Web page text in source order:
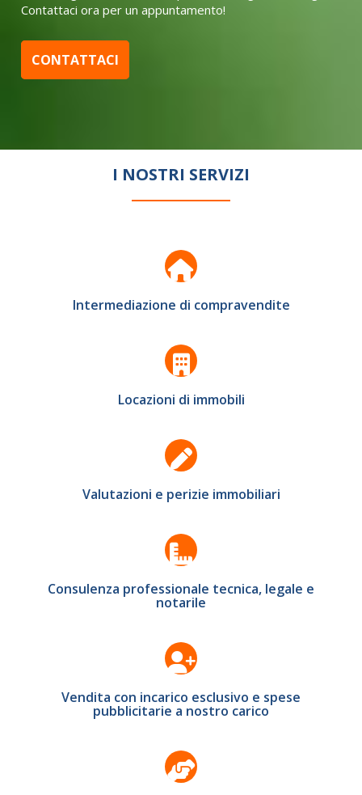
Contattaci ora per un appuntamento!
CONTATTACI
I NOSTRI SERVIZI
Intermediazione di compravendite
Locazioni di immobili
Valutazioni e perizie immobiliari
Consulenza professionale tecnica, legale e
notarile
Vendita con incarico esclusivo e spese
pubblicitarie a nostro carico